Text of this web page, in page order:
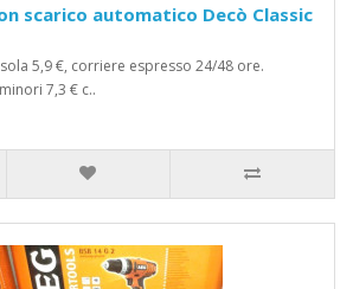
scarico automatico Decò Classic
5,9 €, corriere espresso 24/48 ore.
7,3 € c..